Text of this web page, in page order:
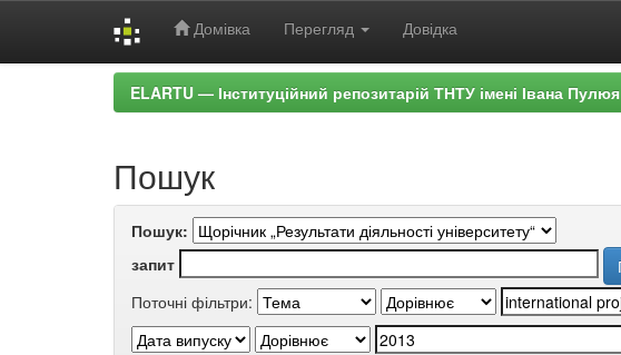
Домівка Перегляд Довідка
ELARTU — Інституційний репозитарій ТНТУ імені Івана Пулюя
Пошук
Пошук:
запит
Поточні фільтри: